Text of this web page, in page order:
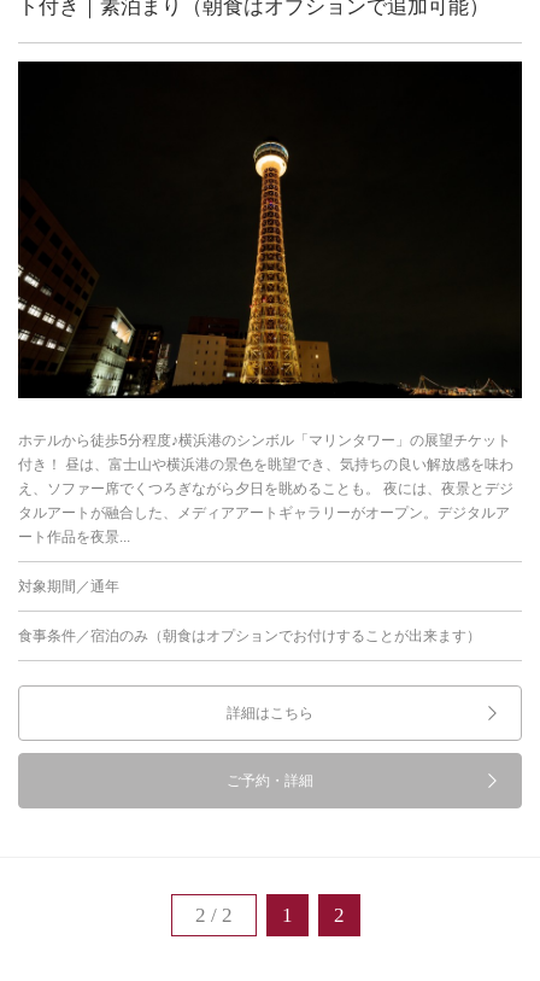
ト付き｜素泊まり（朝食はオプションで追加可能）
ホテルから徒歩5分程度♪横浜港のシンボル「マリンタワー」の展望チケット
付き！ 昼は、富士山や横浜港の景色を眺望でき、気持ちの良い解放感を味わ
え、ソファー席でくつろぎながら夕日を眺めることも。 夜には、夜景とデジ
タルアートが融合した、メディアアートギャラリーがオープン。デジタルア
ート作品を夜景...
対象期間／通年
食事条件／宿泊のみ（朝食はオプションでお付けすることが出来ます）
詳細はこちら
ご予約・詳細
2 / 2 1 2